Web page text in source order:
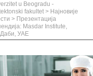
u Beogradu -
fakultet > Најновије
> Презентација
Masdar Institute,
УАЕ